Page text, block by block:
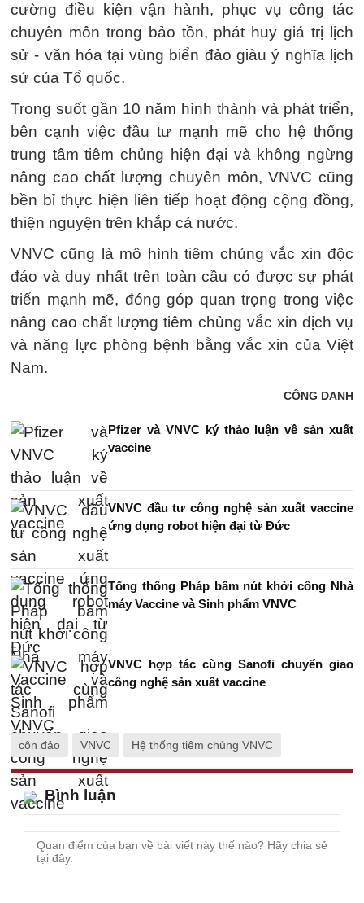
cường điều kiện vận hành, phục vụ công tác
chuyên môn trong bảo tồn, phát huy giá trị lịch
sử - văn hóa tại vùng biển đảo giàu ý nghĩa lịch
sử của Tổ quốc.
Trong suốt gần 10 năm hình thành và phát triển,
bên cạnh việc đầu tư mạnh mẽ cho hệ thống
trung tâm tiêm chủng hiện đại và không ngừng
nâng cao chất lượng chuyên môn, VNVC cũng
bền bỉ thực hiện liên tiếp hoạt động cộng đồng,
thiện nguyện trên khắp cả nước.
VNVC cũng là mô hình tiêm chủng vắc xin độc
đáo và duy nhất trên toàn cầu có được sự phát
triển mạnh mẽ, đóng góp quan trọng trong việc
nâng cao chất lượng tiêm chủng vắc xin dịch vụ
và năng lực phòng bệnh bằng vắc xin của Việt
Nam.
CÔNG DANH
Pfizer và VNVC ký thảo luận về sản xuất
vaccine
VNVC đầu tư công nghệ sản xuất vaccine
ứng dụng robot hiện đại từ Đức
Tổng thống Pháp bấm nút khởi công Nhà
máy Vaccine và Sinh phẩm VNVC
VNVC hợp tác cùng Sanofi chuyển giao
công nghệ sản xuất vaccine
côn đảo VNVC Hệ thống tiêm chủng VNVC
Bình luận